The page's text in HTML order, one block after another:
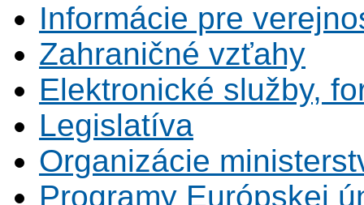
Informácie pre
Zahraničné vzťahy
Elektronické služby,
Legislatíva
Organizácie
Programy Európskej